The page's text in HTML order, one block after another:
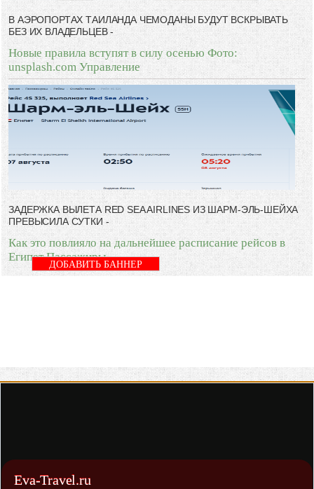
В АЭРОПОРТАХ ТАИЛАНДА ЧЕМОДАНЫ БУДУТ ВСКРЫВАТЬ
БЕЗ ИХ ВЛАДЕЛЬЦЕВ -
Новые правила вступят в силу осенью Фото:
unsplash.com Управление
ЗАДЕРЖКА ВЫЛЕТА RED SEA AIRLINES ИЗ ШАРМ-ЭЛЬ-ШЕЙХА
ПРЕВЫСИЛА СУТКИ -
Как это повлияло на дальнейшее расписание рейсов в
Египет Пассажиры
ДОБАВИТЬ БАННЕР
Eva-Travel.ru